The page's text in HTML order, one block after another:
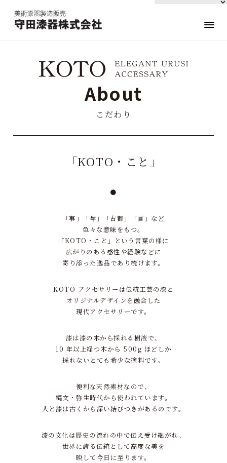
About
こだわり
「KOTO・こと」
「事」「琴」「古都」「言」など
色々な意味をもつ。
「KOTO・こと」という言葉の様に
広がりのある感性や経験などに
寄り添った逸品であり続けます。
KOTO アクセサリーは伝統工芸の漆と
オリジナルデザインを融合した
現代アクセサリーです。
漆は漆の木から採れる樹液で、
10 年以上経つ木から 500g ほどしか
採れないとても希少な塗料です。
便利な天然素材なので、
縄文・弥生時代から使われています。
人と漆は古くから深い結びつきがあるのです。
漆の文化は歴史の流れの中で伝え受け継がれ、
世界に誇る伝統として高度な美を
映して今日に至ります。